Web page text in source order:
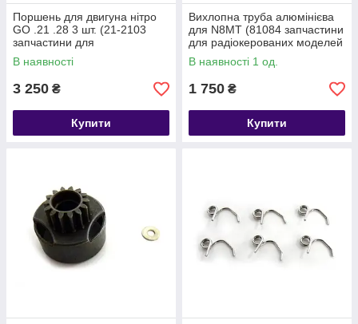
Поршень для двигуна нітро
GO .21 .28 3 шт. (21-2103
запчастини для
радіокерованих моделей
Himoto)
В наявності
3 250 ₴
Купити
Вихлопна труба алюмінієва
для N8MT (81084 запчастини
для радіокерованих моделей
Himoto)
В наявності 1 од.
1 750 ₴
Купити